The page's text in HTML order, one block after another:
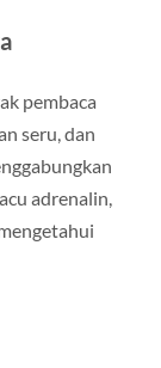
pembaca
seru, dan
adrenalin,